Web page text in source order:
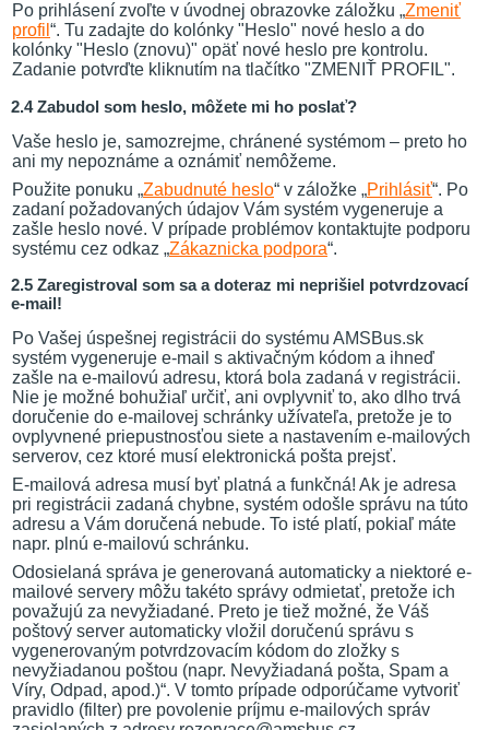
Po prihlásení zvoľte v úvodnej obrazovke záložku „Zmeniť
profil “. Tu zadajte do kolónky "Heslo" nové heslo a do
kolónky "Heslo (znovu)" opäť nové heslo pre kontrolu.
Zadanie potvrďte kliknutím na tlačítko "ZMENIŤ PROFIL".
2.4 Zabudol som heslo, môžete mi ho poslať?
Vaše heslo je, samozrejme, chránené systémom – preto ho
ani my nepoznáme a oznámiť nemôžeme.
Použite ponuku „Zabudnuté heslo“ v záložke „Prihlásiť“. Po
zadaní požadovaných údajov Vám systém vygeneruje a
zašle heslo nové. V prípade problémov kontaktujte podporu
systému cez odkaz „Zákaznicka podpora“.
2.5 Zaregistroval som sa a doteraz mi neprišiel potvrdzovací
e-mail!
Po Vašej úspešnej registrácii do systému AMSBus.sk
systém vygeneruje e-mail s aktivačným kódom a ihneď
zašle na e-mailovú adresu, ktorá bola zadaná v registrácii.
Nie je možné bohužiaľ určiť, ani ovplyvniť to, ako dlho trvá
doručenie do e-mailovej schránky užívateľa, pretože je to
ovplyvnené priepustnosťou siete a nastavením e-mailových
serverov, cez ktoré musí elektronická pošta prejsť.
E-mailová adresa musí byť platná a funkčná! Ak je adresa
pri registrácii zadaná chybne, systém odošle správu na túto
adresu a Vám doručená nebude. To isté platí, pokiaľ máte
napr. plnú e-mailovú schránku.
Odosielaná správa je generovaná automaticky a niektoré e-
mailové servery môžu takéto správy odmietať, pretože ich
považujú za nevyžiadané. Preto je tiež možné, že Váš
poštový server automaticky vložil doručenú správu s
vygenerovaným potvrdzovacím kódom do zložky s
nevyžiadanou poštou (napr. Nevyžiadaná pošta, Spam a
Víry, Odpad, apod.)“. V tomto prípade odporúčame vytvoriť
pravidlo (filter) pre povolenie príjmu e-mailových správ